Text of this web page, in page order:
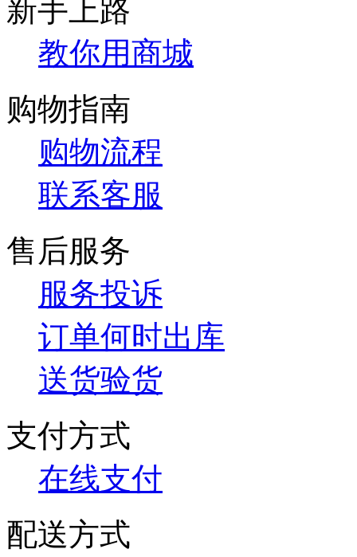
新手上路
教你用商城
购物指南
购物流程
联系客服
售后服务
服务投诉
订单何时出库
送货验货
支付方式
在线支付
配送方式